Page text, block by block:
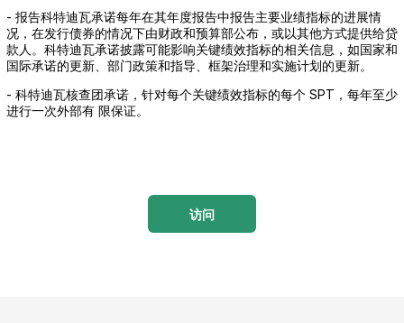
- 报告科特迪瓦承诺每年在其年度报告中报告主要业绩指标的进展情
况，在发行债券的情况下由财政和预算部公布，或以其他方式提供给贷
款人。科特迪瓦承诺披露可能影响关键绩效指标的相关信息，如国家和
国际承诺的更新、部门政策和指导、框架治理和实施计划的更新。
- 科特迪瓦核查团承诺，针对每个关键绩效指标的每个 SPT，每年至少
进行一次外部有 限保证。
访问